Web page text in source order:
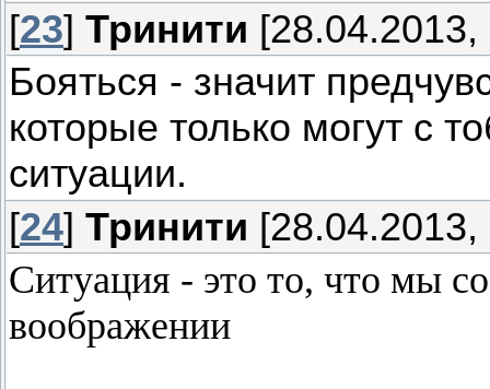
[23] Тринити [28.04.2013,
Бояться - значит
которые только могут с
ситуации.
[24] Тринити [28.04.2013,
Ситуация - это то, что мы
воображении